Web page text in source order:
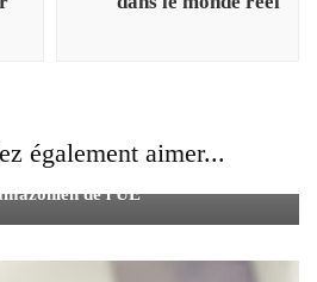
également aimer...
de l'UE